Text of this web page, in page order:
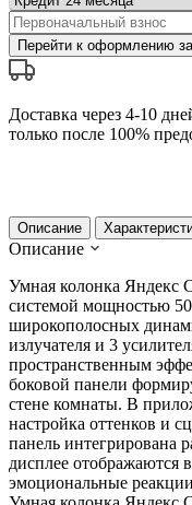
Перейти к оформлению
Доставка через 4-10
только после 100%
Описание
Описание
Умная колонка Яндекс
системой мощностью
широкополосных
излучателя и 3
пространственным
боковой панели
стене комнаты. В
настройка оттенков и
панель интегрирована
дисплее отображаются
эмоциональные